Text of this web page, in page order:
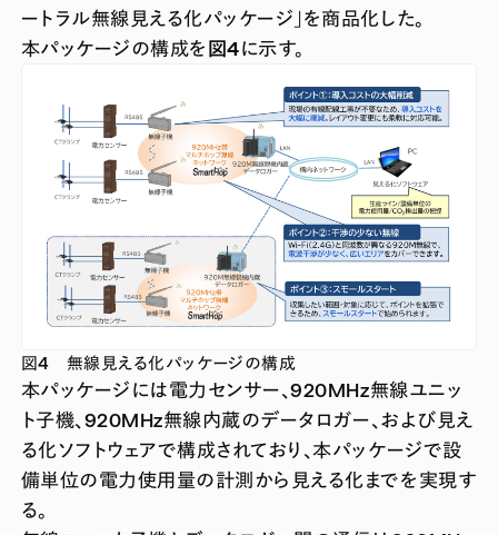
ートラル無線見える化パッケージ」を商品化した。
本パッケージの構成を 図4に示す。
図4 無線見える化パッケージの構成
本パッケージには電力センサー、920MHz無線ユニッ
ト子機、920MHz無線内蔵のデータロガー、および見え
る化ソフトウェアで構成されており、本パッケージで設
備単位の電力使用量の計測から見える化までを実現す
る。